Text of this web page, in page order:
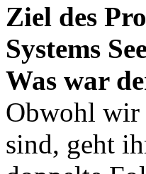
Ziel des
Systems
Was war
Obwohl wir
sind, geht